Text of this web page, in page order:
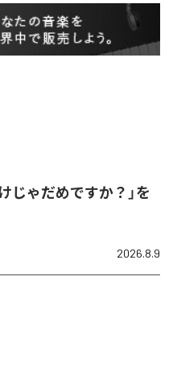
じゃだめですか？」を
2026.8.9